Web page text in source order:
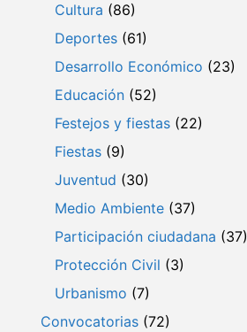
Cultura (86)
Deportes (61)
Desarrollo Económico (23)
Educación (52)
Festejos y fiestas (22)
Fiestas (9)
Juventud (30)
Medio Ambiente (37)
Participación ciudadana (37)
Protección Civil (3)
Urbanismo (7)
Convocatorias (72)